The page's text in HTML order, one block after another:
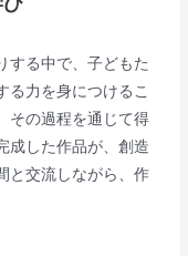
する中で、子どもた
る力を身につけるこ
その過程を通じて得
成した作品が、創造
と交流しながら、作